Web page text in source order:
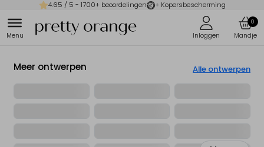
4.65 / 5 - 1700+ beoordelingen + Kopersbescherming
0
Meer ontwerpen Alle ontwerpen